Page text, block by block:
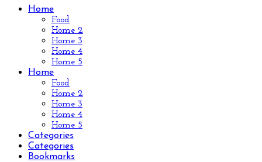
Home
Food
Home 2
Home 3
Home 4
Home 5
Home
Food
Home 2
Home 3
Home 4
Home 5
Categories
Categories
Bookmarks